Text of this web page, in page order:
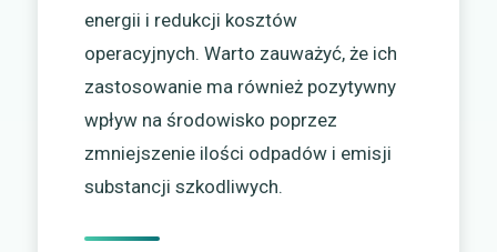
energii i redukcji kosztów
operacyjnych. Warto zauważyć, że ich
zastosowanie ma również pozytywny
wpływ na środowisko poprzez
zmniejszenie ilości odpadów i emisji
substancji szkodliwych.